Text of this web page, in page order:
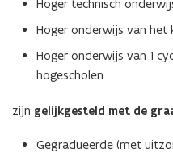
Hoger technisch
Hoger onderwijs van
Hoger onderwijs van 1
hogescholen
zijn gelijkgesteld met de
Gegradueerde (met